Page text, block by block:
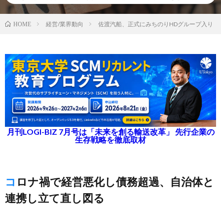
HOME 経営/業界動向 佐渡汽船、正式にみちのりHDグループ入り
月刊LOGI-BIZ 7月号は「未来を創る輸送改革」 先行企業の
生存戦略を徹底取材
コロナ禍で経営悪化し債務超過、自治体と
連携し立て直し図る